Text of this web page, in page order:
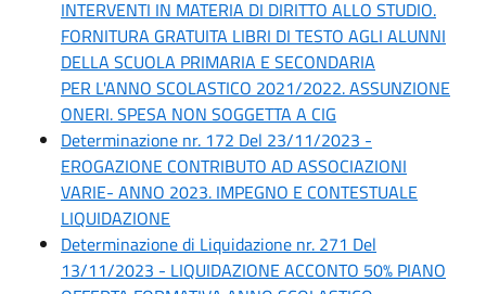
INTERVENTI IN MATERIA DI DIRITTO ALLO STUDIO.
FORNITURA GRATUITA LIBRI DI TESTO AGLI ALUNNI
DELLA SCUOLA PRIMARIA E SECONDARIA
PER L'ANNO SCOLASTICO 2021/2022. ASSUNZIONE
ONERI. SPESA NON SOGGETTA A CIG
Determinazione nr. 172 Del 23/11/2023 -
EROGAZIONE CONTRIBUTO AD ASSOCIAZIONI
VARIE- ANNO 2023. IMPEGNO E CONTESTUALE
LIQUIDAZIONE
Determinazione di Liquidazione nr. 271 Del
13/11/2023 - LIQUIDAZIONE ACCONTO 50% PIANO